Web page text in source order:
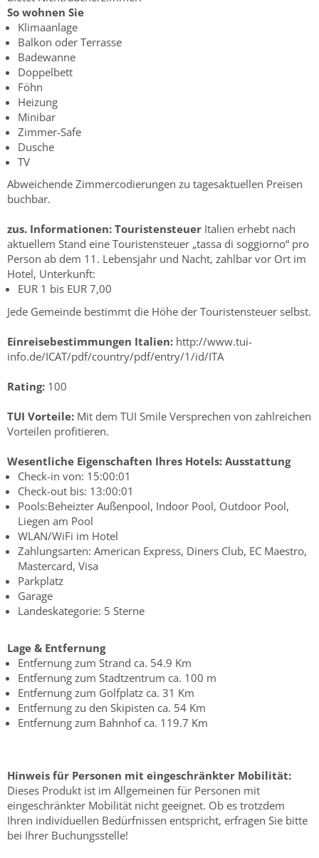
So wohnen Sie
Klimaanlage
Balkon oder Terrasse
Badewanne
Doppelbett
Föhn
Heizung
Minibar
Zimmer-Safe
Dusche
TV
Abweichende Zimmercodierungen zu tagesaktuellen Preisen
buchbar.
zus. Informationen: Touristensteuer Italien erhebt nach
aktuellem Stand eine Touristensteuer „tassa di soggiorno“ pro
Person ab dem 11. Lebensjahr und Nacht, zahlbar vor Ort im
Hotel, Unterkunft:
EUR 1 bis EUR 7,00
Jede Gemeinde bestimmt die Höhe der Touristensteuer selbst.
Einreisebestimmungen Italien: http://www.tui-
info.de/ICAT/pdf/country/pdf/entry/1/id/ITA
Rating: 100
TUI Vorteile: Mit dem TUI Smile Versprechen von zahlreichen
Vorteilen profitieren.
Wesentliche Eigenschaften Ihres Hotels: Ausstattung
Check-in von: 15:00:01
Check-out bis: 13:00:01
Pools:Beheizter Außenpool, Indoor Pool, Outdoor Pool,
Liegen am Pool
WLAN/WiFi im Hotel
Zahlungsarten: American Express, Diners Club, EC Maestro,
Mastercard, Visa
Parkplatz
Garage
Landeskategorie: 5 Sterne
Lage & Entfernung
Entfernung zum Strand ca. 54.9 Km
Entfernung zum Stadtzentrum ca. 100 m
Entfernung zum Golfplatz ca. 31 Km
Entfernung zu den Skipisten ca. 54 Km
Entfernung zum Bahnhof ca. 119.7 Km
Hinweis für Personen mit eingeschränkter Mobilität:
Dieses Produkt ist im Allgemeinen für Personen mit
eingeschränkter Mobilität nicht geeignet. Ob es trotzdem
Ihren individuellen Bedürfnissen entspricht, erfragen Sie bitte
bei Ihrer Buchungsstelle!